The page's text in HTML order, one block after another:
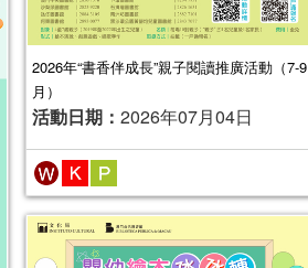
2026年“書香伴成長”親子閱讀推廣活動（7-9
月）
活動日期： 2026年07月04日